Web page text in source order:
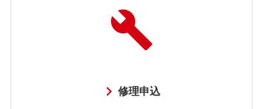
修理申込